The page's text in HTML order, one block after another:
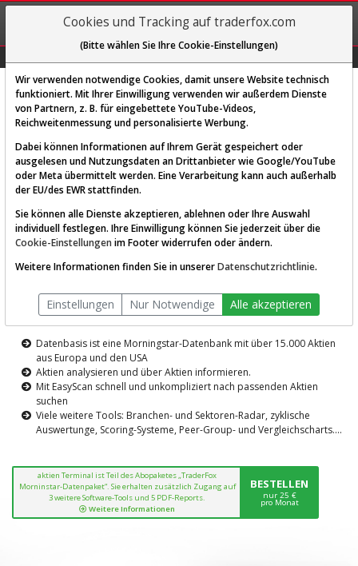
REGIS-
TRIEREN
Diese Funktion ist nur für
AKTIEN-TERMINAL
Die Aktienanalyse-Plattform von
TraderFox
Datenbasis ist eine Morningstar-Datenbank mit über 15.000 Aktien
aus Europa und den USA
Aktien analysieren und über Aktien informieren.
Mit EasyScan schnell und unkompliziert nach passenden Aktien
suchen
Viele weitere Tools: Branchen- und Sektoren-Radar, zyklische
Auswertunge, Scoring-Systeme, Peer-Group- und Vergleichscharts....
aktien Terminal ist Teil des Abopaketes „TraderFox
Morninstar-Datenpaket“. Sie erhalten zusätzlich Zugang auf
3 weitere Software-Tools und 5 PDF-Reports.
Weitere Informationen
BESTELLEN
nur 25 €
pro Monat
Cookies und Tracking auf traderfox.com
(Bitte wählen Sie Ihre Cookie-Einstellungen)
Wir verwenden notwendige Cookies, damit unsere Website technisch
funktioniert. Mit Ihrer Einwilligung verwenden wir außerdem Dienste
von Partnern, z. B. für eingebettete YouTube-Videos,
Reichweitenmessung und personalisierte Werbung.
Dabei können Informationen auf Ihrem Gerät gespeichert oder
ausgelesen und Nutzungsdaten an Drittanbieter wie Google/YouTube
oder Meta übermittelt werden. Eine Verarbeitung kann auch außerhalb
der EU/des EWR stattfinden.
Sie können alle Dienste akzeptieren, ablehnen oder Ihre Auswahl
individuell festlegen. Ihre Einwilligung können Sie jederzeit über die
Cookie-Einstellungen im Footer widerrufen oder ändern.
Weitere Informationen finden Sie in unsererDatenschutzrichtlinie.
Einstellungen Nur Notwendige Alle akzeptieren